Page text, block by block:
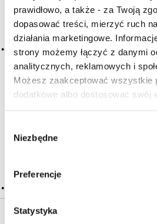
prawidłowo, a także - za Twoją
dopasować treści, mierzyć ruch
działania marketingowe.
strony możemy łączyć z danymi
analitycznych, reklamowych i
Możesz zaakceptować wszystkie
dodatkowe albo dostosować swój
zgody
Niezbędne
Preferencje
Statystyka
Czy masz
mineralne
2016-05-10
określenie dość często używane,
zasadniczo dotyczy win białych, o
kwasowości, z zawartością soli
i drugich), przypominających
gorące kamienie lub suchy piasek,